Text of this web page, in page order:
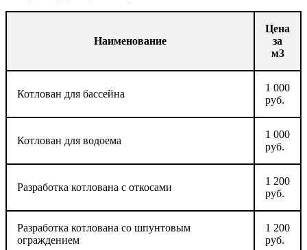
Наименование
Цена
за
м3
Котлован для бассейна
1 000
руб.
Котлован для водоема
1 000
руб.
Разработка котлована с откосами
1 200
руб.
Разработка котлована со шпунтовым
ограждением
1 200
руб.